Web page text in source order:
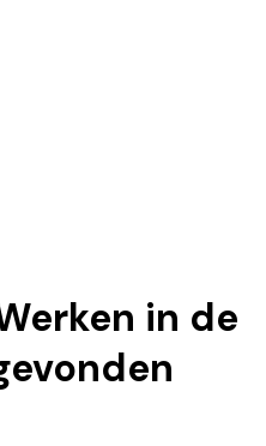
in de